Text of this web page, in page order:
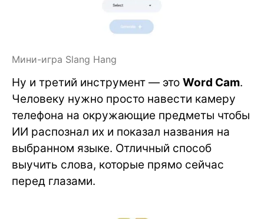
Мини-игра Slang Hang
Ну и третий инструмент — это Word Cam.
Человеку нужно просто навести камеру
телефона на окружающие предметы чтобы
ИИ распознал их и показал названия на
выбранном языке. Отличный способ
выучить слова, которые прямо сейчас
перед глазами.